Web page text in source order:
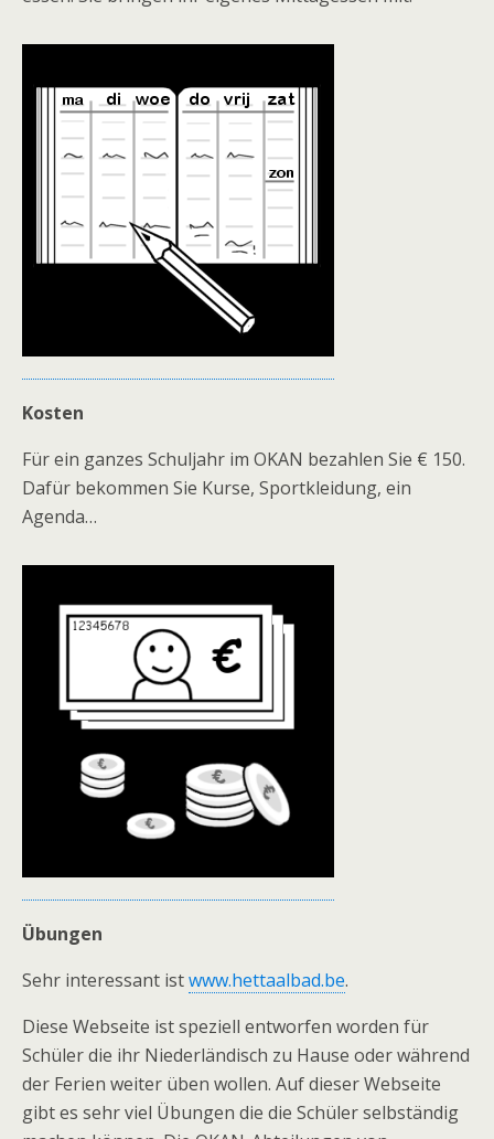
Kosten
Für ein ganzes Schuljahr im OKAN bezahlen Sie € 150.
Dafür bekommen Sie Kurse, Sportkleidung, ein
Agenda…
Übungen
Sehr interessant istwww.hettaalbad.be.
Diese Webseite ist speziell entworfen worden für
Schüler die ihr Niederländisch zu Hause oder während
der Ferien weiter üben wollen. Auf dieser Webseite
gibt es sehr viel Übungen die die Schüler selbständig